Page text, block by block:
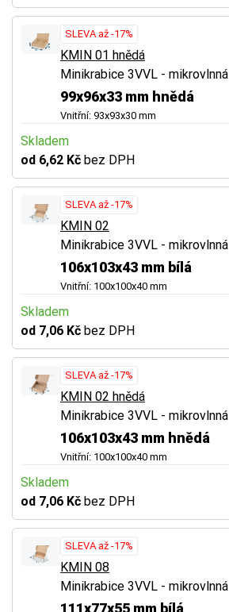
SLEVA až -17%
KMIN 01 hnědá
Minikrabice 3VVL - mikrovlnná
99x96x33 mm hnědá
Vnitřní: 93x93x30 mm
Skladem
od 6,62 Kč bez DPH
SLEVA až -17%
KMIN 02
Minikrabice 3VVL - mikrovlnná
106x103x43 mm bílá
Vnitřní: 100x100x40 mm
Skladem
od 7,06 Kč bez DPH
SLEVA až -17%
KMIN 02 hnědá
Minikrabice 3VVL - mikrovlnná
106x103x43 mm hnědá
Vnitřní: 100x100x40 mm
Skladem
od 7,06 Kč bez DPH
SLEVA až -17%
KMIN 08
Minikrabice 3VVL - mikrovlnná
111x77x55 mm bílá